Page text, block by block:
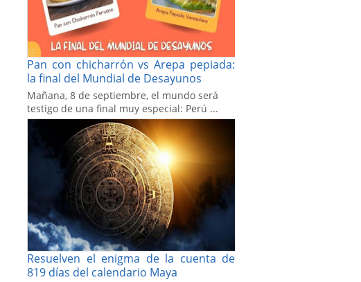
Pan con chicharrón vs Arepa pepiada:
la final del Mundial de Desayunos
Mañana, 8 de septiembre, el mundo será
testigo de una final muy especial: Perú ...
Resuelven el enigma de la cuenta de
819 días del calendario Maya